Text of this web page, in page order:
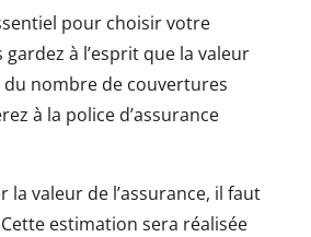
pour choisir votre
à l’esprit que la valeur
nombre de couvertures
à la police d’assurance
la valeur de l’assurance, il faut
estimation sera réalisée